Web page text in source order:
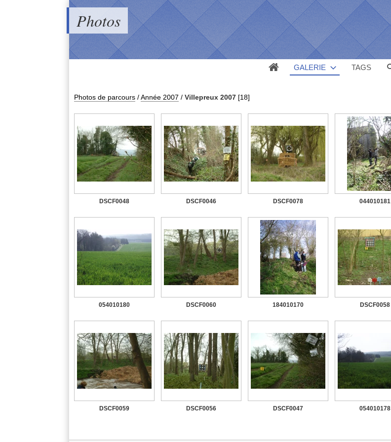
Photos
GALERIE TAGS
Photos de parcours / Année 2007 / Villepreux 2007 [18]
DSCF0048 DSCF0046 DSCF0078 044010181
054010180 DSCF0060 184010170 DSCF0058
DSCF0059 DSCF0056 DSCF0047 054010178